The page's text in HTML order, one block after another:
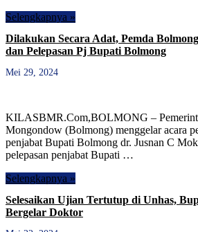
Selengkapnya »
Dilakukan Secara Adat, Pemda
dan Pelepasan Pj Bupati Bolmong
Mei 29, 2024
KILASBMR.Com,BOLMONG –
Mongondow (Bolmong) menggelar acara
penjabat Bupati Bolmong dr. Jusnan C
pelepasan penjabat Bupati …
Selengkapnya »
Selesaikan Ujian Tertutup di Unhas,
Bergelar Doktor